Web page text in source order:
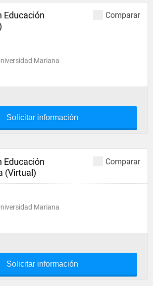
Comparar
Educación
Mariana
Solicitar información
Comparar
Educación
(Virtual)
Mariana
Solicitar información